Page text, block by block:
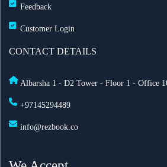
التغييرات الجديدة؟
Feedback
Customer Login
CONTACT DETAILS
Albarsha 1 - D2 Tower - Floor 1 - Office
+97145294489
info@rezbook.co